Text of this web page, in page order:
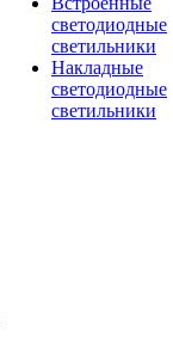
светодиодные
светильники
Накладные
светодиодные
светильники